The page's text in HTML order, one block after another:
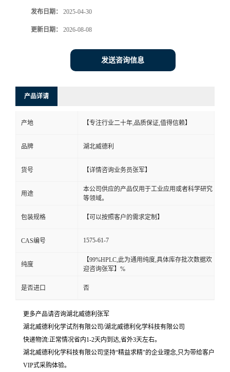
发布日期： 2025-04-30
更新日期： 2026-08-08
发送咨询信息
产品详请
产地 【专注行业二十年,品质保证,值得信赖】
品牌 湖北威德利
货号 【详情咨询业务员张军】
用途
本公司供应的产品仅用于工业应用或者科学研究
等领域。
包装规格 【可以按照客户的需求定制】
CAS编号 1575-61-7
纯度
【99%HPLC,此为通用纯度,具体库存批次数据欢
迎咨询张军】%
是否进口 否
更多产品请咨询湖北威德利张军
湖北威德利化学试剂有限公司/湖北威德利化学科技有限公司
快递物流:正常情况省内1-2天内到达,省外3天左右。
湖北威德利化学科技有限公司坚持“精益求精"的企业理念,只为带给客户
VIP式采购体验。